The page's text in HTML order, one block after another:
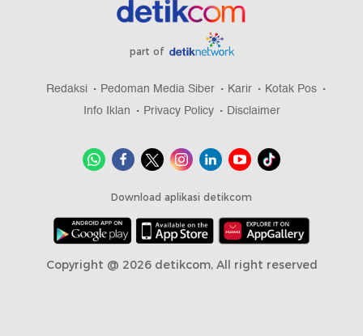
part of
Redaksi Pedoman Media Siber Karir
Kotak Pos
Info Iklan
Privacy Policy Disclaimer
Download aplikasi detikcom
Copyright @ 2026 detikcom, All right reserved